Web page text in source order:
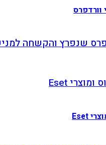
והקשחה למניעה